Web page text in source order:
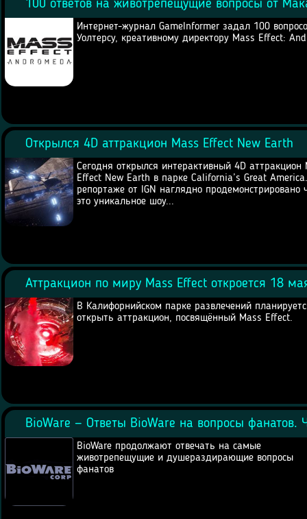
100 ответов на животрепещущие вопросы от
Интернет-журнал GameInformer задал 100
Уолтерсу, креативному директору Mass Effect:
Открылся 4D аттракцион Mass Effect New Earth
Сегодня открылся интерактивный 4D аттракцион
Effect New Earth в парке California’s Great
репортаже от IGN наглядно продемонстрировано
это уникальное шоу...
Аттракцион по миру Mass Effect откроется 18
В Калифорнийском парке развлечений
открыть аттракцион, посвящённый Mass Effect.
BioWare — Ответы BioWare на вопросы фанатов.
BioWare продолжают отвечать на самые
животрепещущие и душераздирающие вопросы
фанатов